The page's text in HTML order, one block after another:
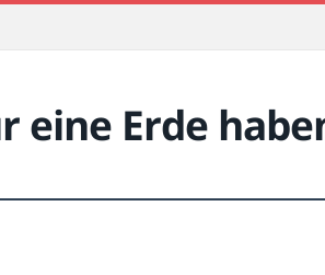
eine Erde